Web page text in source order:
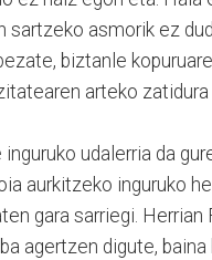
sartzeko asmorik ez
biztanle
arteko zatidura
udalerria da
aurkitzeko inguruko
gara sarriegi. Herrian
agertzen digute, baina